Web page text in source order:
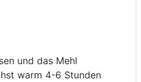
und das Mehl
warm 4-6 Stunden